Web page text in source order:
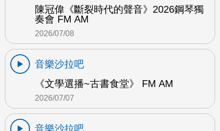
陳冠偉《斷裂時代的聲音》2026鋼琴獨
奏會 FM AM
2026/07/08
音樂沙拉吧
《文學選播~古書食堂》 FM AM
2026/07/07
音樂沙拉吧